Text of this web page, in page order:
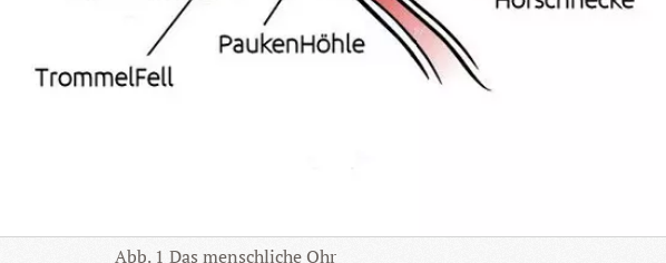
Abb. 1 Das menschliche Ohr